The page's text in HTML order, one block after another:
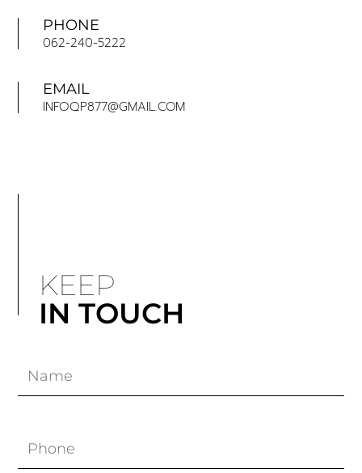
PHONE
062-240-5222
EMAIL
INFOQP877@GMAIL.COM
KEEP
IN TOUCH